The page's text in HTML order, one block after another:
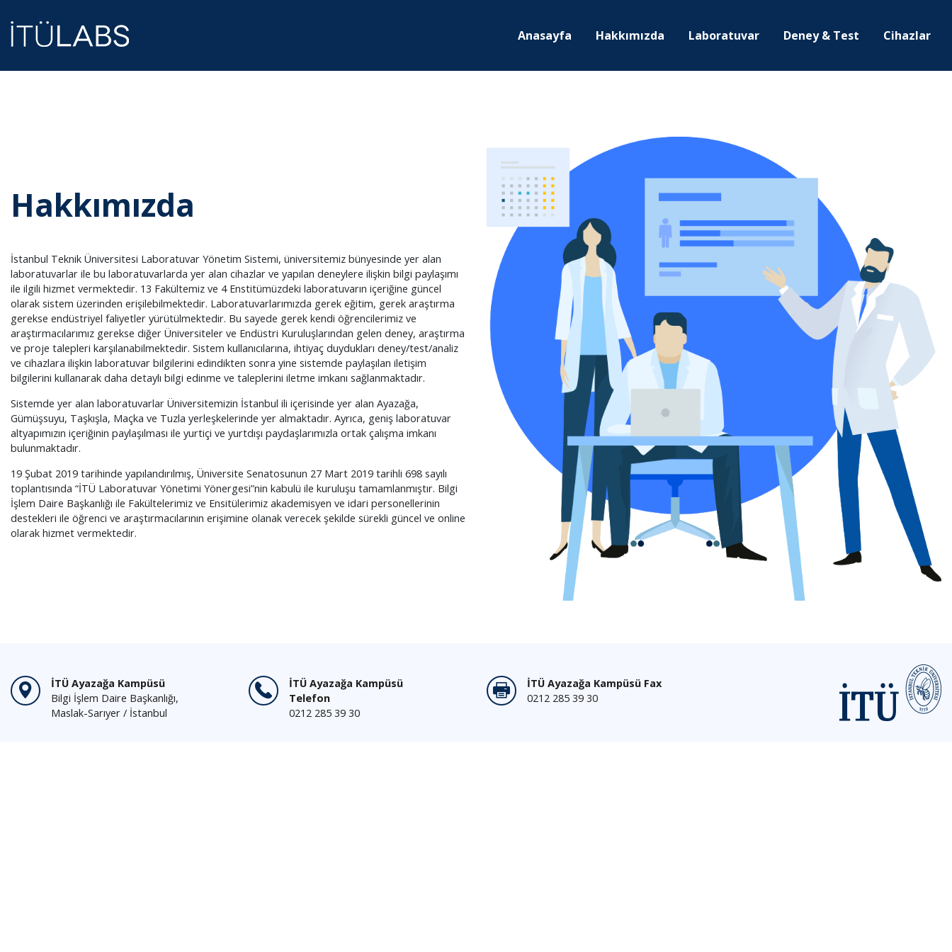
Anasayfa Hakkımızda Laboratuvar Deney & Test Cihazlar
Hakkımızda
Hakkımızda
İstanbul Teknik Üniversitesi Laboratuvar Yönetim Sistemi, üniversitemiz bünyesinde yer alan
laboratuvarlar ile bu laboratuvarlarda yer alan cihazlar ve yapılan deneylere ilişkin bilgi paylaşımı
ile ilgili hizmet vermektedir. 13 Fakültemiz ve 4 Enstitümüzdeki laboratuvarın içeriğine güncel
olarak sistem üzerinden erişilebilmektedir. Laboratuvarlarımızda gerek eğitim, gerek araştırma
gerekse endüstriyel faliyetler yürütülmektedir. Bu sayede gerek kendi öğrencilerimiz ve
araştırmacılarımız gerekse diğer Üniversiteler ve Endüstri Kuruluşlarından gelen deney, araştırma
ve proje talepleri karşılanabilmektedir. Sistem kullanıcılarına, ihtiyaç duydukları deney/test/analiz
ve cihazlara ilişkin laboratuvar bilgilerini edindikten sonra yine sistemde paylaşılan iletişim
bilgilerini kullanarak daha detaylı bilgi edinme ve taleplerini iletme imkanı sağlanmaktadır.
Sistemde yer alan laboratuvarlar Üniversitemizin İstanbul ili içerisinde yer alan Ayazağa,
Gümüşsuyu, Taşkışla, Maçka ve Tuzla yerleşkelerinde yer almaktadır. Ayrıca, geniş laboratuvar
altyapımızın içeriğinin paylaşılması ile yurtiçi ve yurtdışı paydaşlarımızla ortak çalışma imkanı
bulunmaktadır.
19 Şubat 2019 tarihinde yapılandırılmış, Üniversite Senatosunun 27 Mart 2019 tarihli 698 sayılı
toplantısında “İTÜ Laboratuvar Yönetimi Yönergesi”nin kabulü ile kuruluşu tamamlanmıştır. Bilgi
İşlem Daire Başkanlığı ile Fakültelerimiz ve Ensitülerimiz akademisyen ve idari personellerinin
destekleri ile öğrenci ve araştırmacılarının erişimine olanak verecek şekilde sürekli güncel ve online
olarak hizmet vermektedir.
İTÜ Ayazağa Kampüsü
Bilgi İşlem Daire Başkanlığı,
Maslak-Sarıyer / İstanbul
İTÜ Ayazağa Kampüsü
Telefon
0212 285 39 30
İTÜ Ayazağa Kampüsü Fax
0212 285 39 30